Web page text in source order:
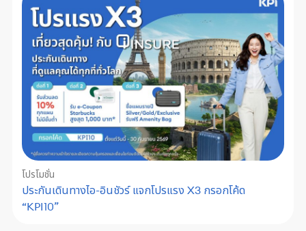
โปรโมชั่น
ประกันเดินทางไอ-อินชัวร์ แจกโปรแรง X3 กรอกโค้ด
“KPI10”